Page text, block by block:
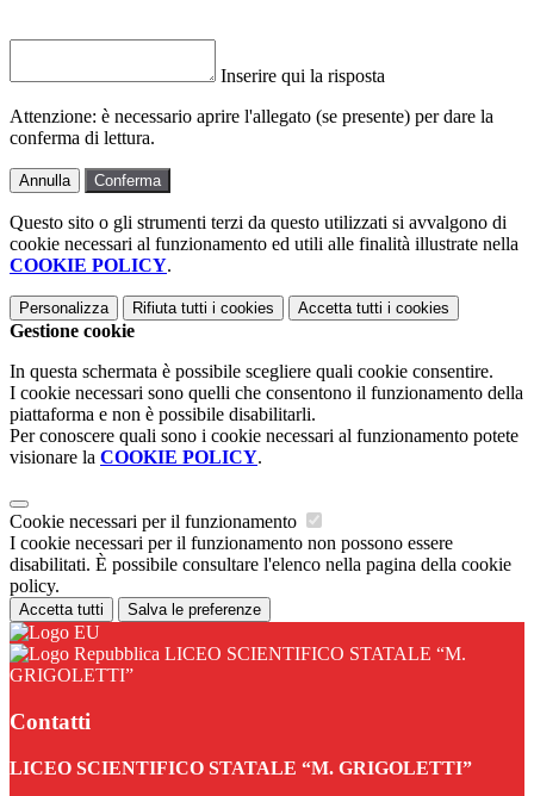
Inserire qui la risposta
Attenzione: è necessario aprire l'allegato (se presente) per dare la
conferma di lettura.
Annulla Conferma
Questo sito o gli strumenti terzi da questo utilizzati si avvalgono di
cookie necessari al funzionamento ed utili alle finalità illustrate nella
COOKIE POLICY.
Personalizza Rifiuta tutti i cookies Accetta tutti i cookies
Gestione cookie
In questa schermata è possibile scegliere quali cookie consentire.
I cookie necessari sono quelli che consentono il funzionamento della
piattaforma e non è possibile disabilitarli.
Per conoscere quali sono i cookie necessari al funzionamento potete
visionare la COOKIE POLICY.
Cookie necessari per il funzionamento
I cookie necessari per il funzionamento non possono essere
disabilitati. È possibile consultare l'elenco nella pagina della cookie
policy.
Accetta tutti Salva le preferenze
LICEO SCIENTIFICO STATALE “M.
GRIGOLETTI”
Contatti
LICEO SCIENTIFICO STATALE “M. GRIGOLETTI”